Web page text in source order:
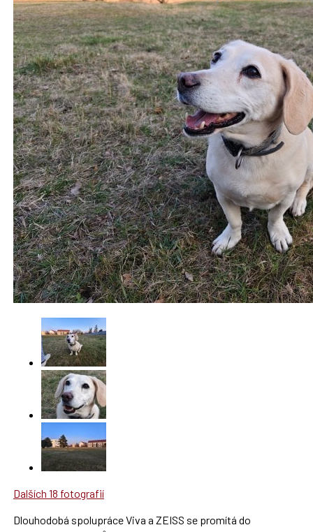
Dalších 18 fotografií
Dlouhodobá spolupráce Viva a ZEISS se promítá do